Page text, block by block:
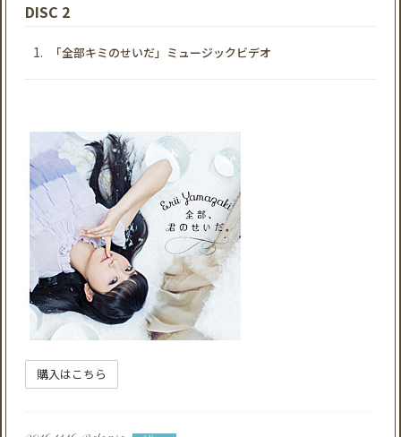
DISC 2
1. 「全部キミのせいだ」ミュージックビデオ
購入はこちら